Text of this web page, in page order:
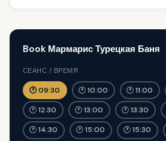
Book Мармарис Турецкая Баня
СЕАНС / ВРЕМЯ
🕐 09:30 🕐 10:00 🕐 11:00
🕐 12:30 🕐 13:00 🕐 13:30
🕐 14:30 🕐 15:00 🕐 15:30